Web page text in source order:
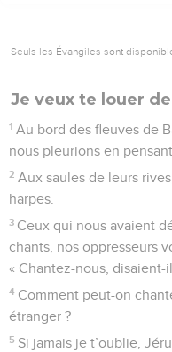
Seuls les Évangiles sont
Je veux te louer
1 Au bord des fleuves de
nous pleurions en pensant
2 Aux saules de leurs
harpes.
3 Ceux qui nous avaient
chants, nos oppresseurs
« Chantez-nous,
4 Comment peut-on
étranger ?
5 Si jamais je t’oublie,